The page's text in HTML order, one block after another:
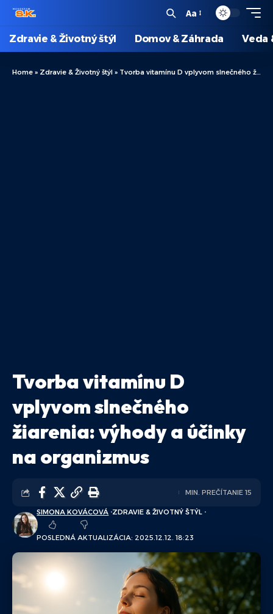
Aa
Zdravie & Životný štýl Domov & Záhrada Veda
Home » Zdravie & Životný štýl » Tvorba vitamínu D vplyvom slnečného žiarenia: výhody a účinky na organizmus
Tvorba vitamínu D
vplyvom slnečného
žiarenia: výhody a účinky
na organizmus
POSLEDNÁ AKTUALIZÁCIA: 2025.12.12. 18:23
SIMONA KOVÁCOVÁ ZDRAVIE & ŽIVOTNÝ ŠTÝL
MIN. PREČÍTANIE 15